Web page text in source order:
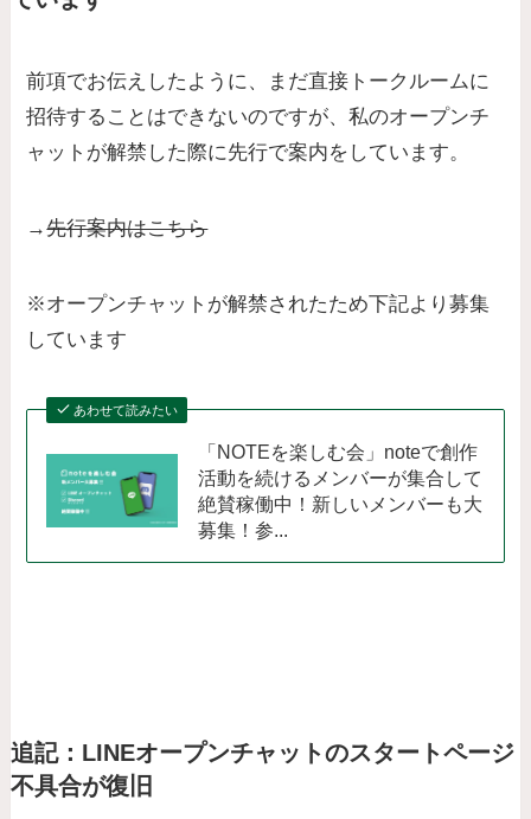
前項でお伝えしたように、まだ直接トークルームに
招待することはできないのですが、私のオープンチ
ャットが解禁した際に先行で案内をしています。
→先行案内はこちら
※オープンチャットが解禁されたため下記より募集
しています
あわせて読みたい
「NOTEを楽しむ会」noteで創作
活動を続けるメンバーが集合して
絶賛稼働中！新しいメンバーも大
募集！参...
追記：LINEオープンチャットのスタートページ
不具合が復旧